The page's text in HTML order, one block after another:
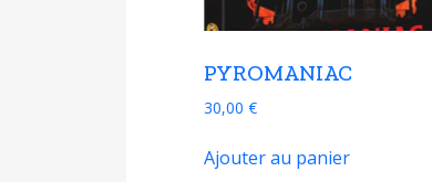
PYROMANIAC
30,00 €
Ajouter au panier